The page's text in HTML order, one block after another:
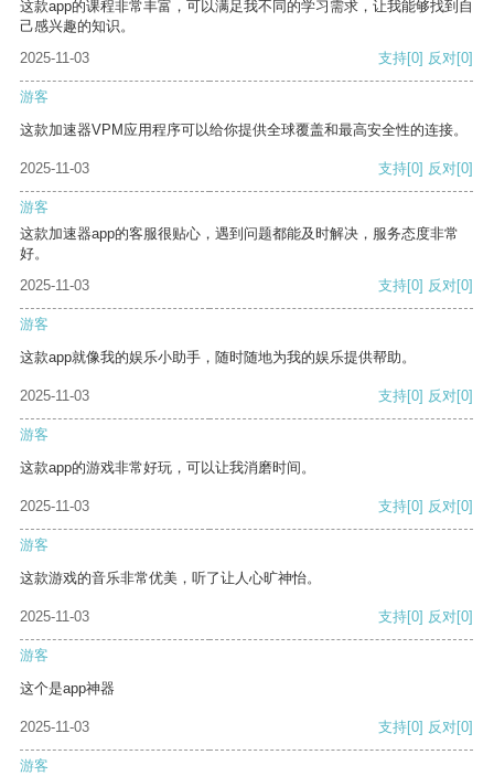
这款app的课程非常丰富，可以满足我不同的学习需求，让我能够找到自
己感兴趣的知识。
2025-11-03
支持[0] 反对[0]
游客
这款加速器VPM应用程序可以给你提供全球覆盖和最高安全性的连接。
2025-11-03 支持[0] 反对[0]
游客
这款加速器app的客服很贴心，遇到问题都能及时解决，服务态度非常
好。
2025-11-03
支持[0] 反对[0]
游客
这款app就像我的娱乐小助手，随时随地为我的娱乐提供帮助。
2025-11-03 支持[0] 反对[0]
游客
这款app的游戏非常好玩，可以让我消磨时间。
2025-11-03 支持[0] 反对[0]
游客
这款游戏的音乐非常优美，听了让人心旷神怡。
2025-11-03 支持[0] 反对[0]
游客
这个是app神器
2025-11-03 支持[0] 反对[0]
游客